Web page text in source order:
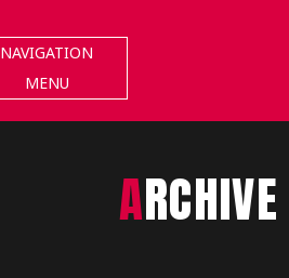
NAVIGATION
MENU
ARCHIVE